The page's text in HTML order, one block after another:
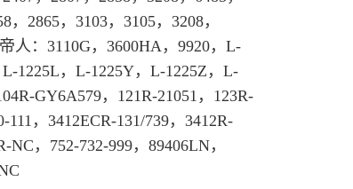
，2865，3103，3105，3208，
人：3110G，3600HA，9920，L-
1225L，L-1225Y，L-1225Z，L-
GY6A579，121R-21051，123R-
111，3412ECR-131/739，3412R-
，752-732-999，89406LN，